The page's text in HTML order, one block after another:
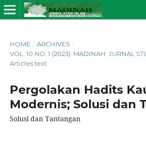
HOME / ARCHIVES /
VOL. 10 NO. 1 (2023): MADINAH: JURNAL
Articles text
Pergolakan Hadits
Modernis; Solusi dan
Solusi dan Tantangan